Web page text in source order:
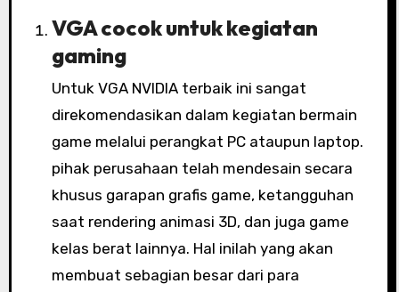
VGA cocok untuk kegiatan
gaming
Untuk VGA NVIDIA terbaik ini sangat
direkomendasikan dalam kegiatan bermain
game melalui perangkat PC ataupun laptop.
pihak perusahaan telah mendesain secara
khusus garapan grafis game, ketangguhan
saat rendering animasi 3D, dan juga game
kelas berat lainnya. Hal inilah yang akan
membuat sebagian besar dari para